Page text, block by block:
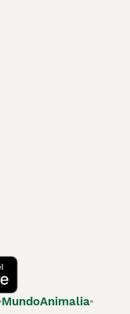
MundoAnimalia